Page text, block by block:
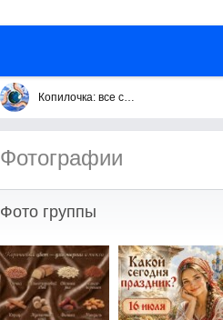
Копилочка: все самое интересное,полезное, красивое!!!
Фотографии
Фото группы